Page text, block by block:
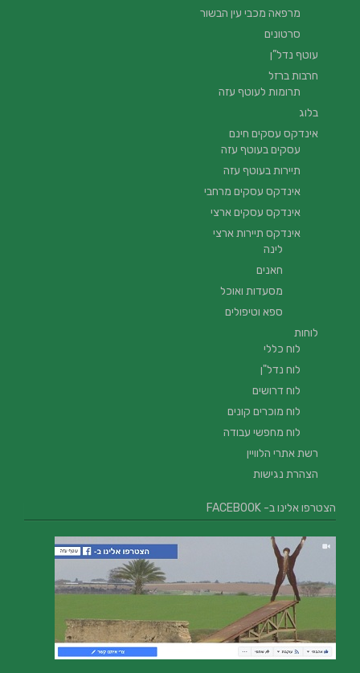
מרפאה מכבי עין הבשור
סרטונים
עוטף נדל”ן
חרבות ברזל
תרומות לעוטף עזה
בלוג
אינדקס עסקים חינם
עסקים בעוטף עזה
תיירות בעוטף עזה
אינדקס עסקים מרחבי
אינדקס עסקים ארצי
אינדקס תיירות ארצי
לינה
חאנים
מסעדות ואוכל
ספא וטיפולים
לוחות
לוח כללי
לוח נדל"ן
לוח דרושים
לוח מוכרים קונים
לוח מחפשי עבודה
רשת אתרי הלוויין
הצהרת נגישות
הצטרפו אלינו ב- FACEBOOK